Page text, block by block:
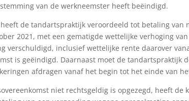
van de werkneemster heeft beëindigd.
de tandartspraktijk veroordeeld tot betaling van
2021, met een gematigde wettelijke verhoging
verschuldigd, inclusief wettelijke rente daarover
is geëindigd. Daarnaast moet de tandartspraktijk
afdragen vanaf het begin tot het einde van
niet rechtsgeldig is opgezegd, heeft